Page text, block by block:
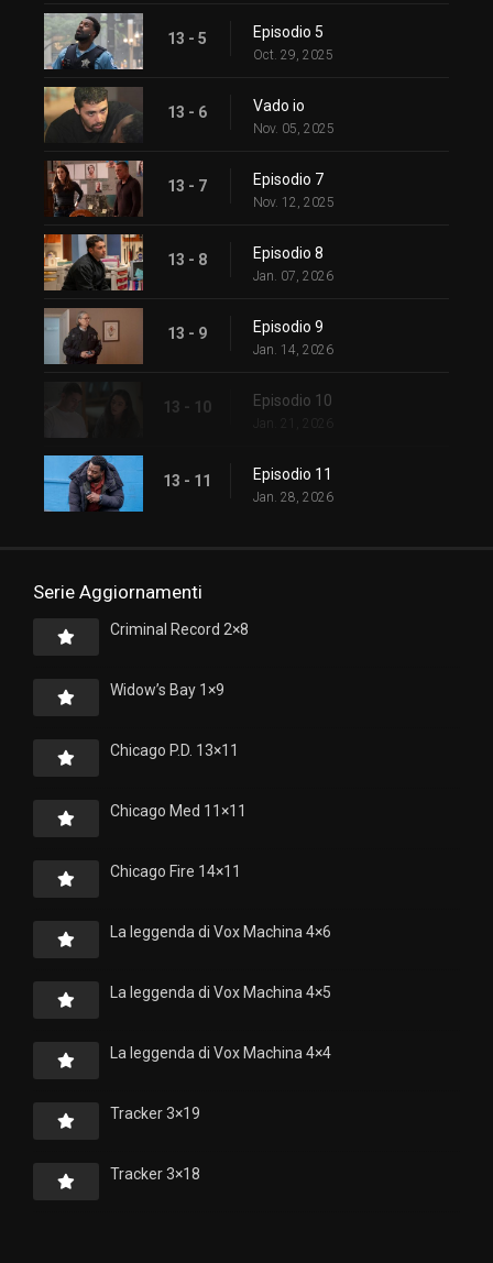
13 - 5 Episodio 5
Oct. 29, 2025
13 - 6 Vado io
Nov. 05, 2025
13 - 7 Episodio 7
Nov. 12, 2025
13 - 8 Episodio 8
Jan. 07, 2026
13 - 9 Episodio 9
Jan. 14, 2026
13 - 10 Episodio 10
Jan. 21, 2026
13 - 11 Episodio 11
Jan. 28, 2026
Serie Aggiornamenti
Criminal Record 2×8
Widow’s Bay 1×9
Chicago P.D. 13×11
Chicago Med 11×11
Chicago Fire 14×11
La leggenda di Vox Machina 4×6
La leggenda di Vox Machina 4×5
La leggenda di Vox Machina 4×4
Tracker 3×19
Tracker 3×18